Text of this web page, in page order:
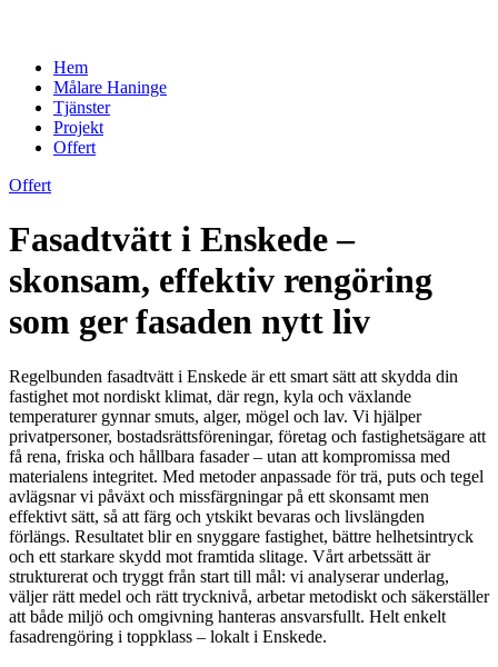
Hem
Målare Haninge
Tjänster
Projekt
Offert
Offert
Fasadtvätt i Enskede –
skonsam, effektiv rengöring
som ger fasaden nytt liv
Regelbunden fasadtvätt i Enskede är ett smart sätt att skydda din
fastighet mot nordiskt klimat, där regn, kyla och växlande
temperaturer gynnar smuts, alger, mögel och lav. Vi hjälper
privatpersoner, bostadsrättsföreningar, företag och fastighetsägare att
få rena, friska och hållbara fasader – utan att kompromissa med
materialens integritet. Med metoder anpassade för trä, puts och tegel
avlägsnar vi påväxt och missfärgningar på ett skonsamt men
effektivt sätt, så att färg och ytskikt bevaras och livslängden
förlängs. Resultatet blir en snyggare fastighet, bättre helhetsintryck
och ett starkare skydd mot framtida slitage. Vårt arbetssätt är
strukturerat och tryggt från start till mål: vi analyserar underlag,
väljer rätt medel och rätt trycknivå, arbetar metodiskt och säkerställer
att både miljö och omgivning hanteras ansvarsfullt. Helt enkelt
fasadrengöring i toppklass – lokalt i Enskede.